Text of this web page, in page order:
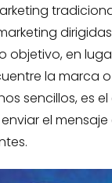
objetivo, en
la marca
sencillos, es
el